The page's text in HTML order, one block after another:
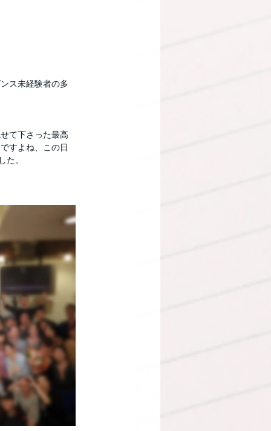
ス未経験者の多
て下さった最高
すよね、この日
た。